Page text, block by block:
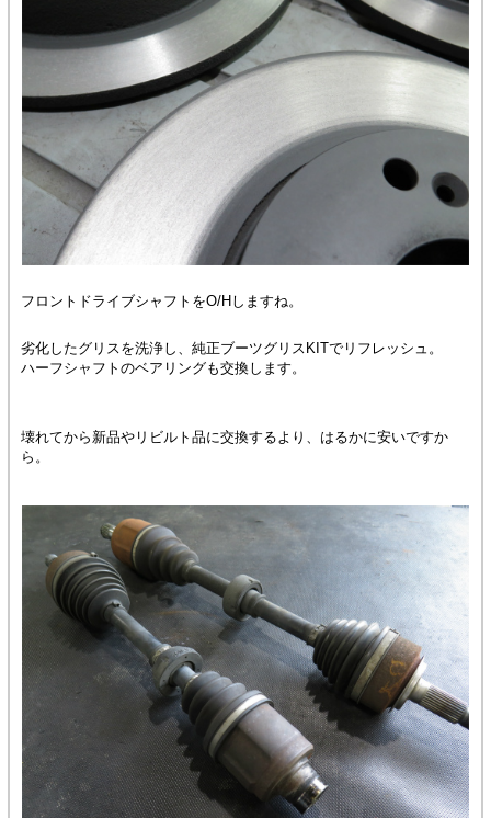
フロントドライブシャフトをO/Hしますね。
劣化したグリスを洗浄し、純正ブーツグリスKITでリフレッシュ。
ハーフシャフトのベアリングも交換します。
壊れてから新品やリビルト品に交換するより、はるかに安いですか
ら。